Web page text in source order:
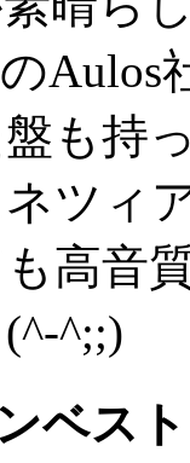
Aulos
も持
ツィ
高音
^;;)
ベス